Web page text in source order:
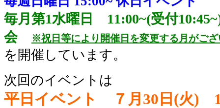
毎月第1水曜日 11:00~(受付
会
※祝日等により開催日を変更する月がござ
を開催しています。
次回のイベントは
平日イベント ７月30日(火)